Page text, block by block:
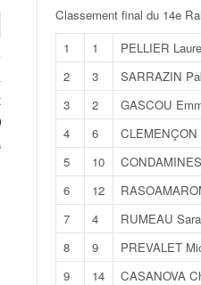
Classement final du 14e
1
1 PELLIER
2
3 SARRAZIN
3
2 GASCOU
4
6 CLEMENÇON
5
10
6
12
7
4 RUMEAU
8
9 PREVALET
9
14 CASANOVA